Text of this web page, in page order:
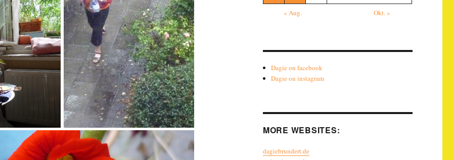
« Aug.
Okt. »
Dagie on facebook
Dagie on instagram
MORE WEBSITES:
dagiebrundert.de